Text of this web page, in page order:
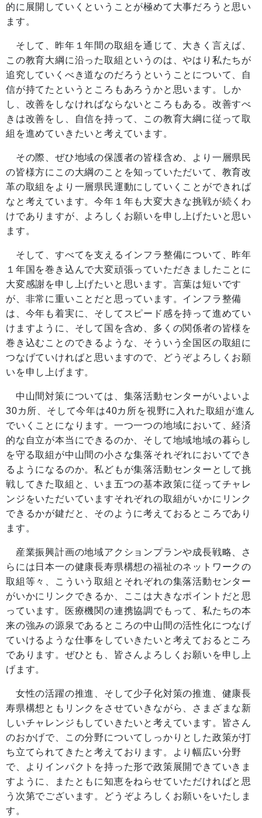
的に展開していくということが極めて大事だろうと思い
ます。
そして、昨年１年間の取組を通じて、大きく言えば、
この教育大綱に沿った取組というのは、やはり私たちが
追究していくべき道なのだろうということについて、自
信が持てたというところもあろうかと思います。しか
し、改善をしなければならないところもある。改善すべ
きは改善をし、自信を持って、この教育大綱に従って取
組を進めていきたいと考えています。
その際、ぜひ地域の保護者の皆様含め、より一層県民
の皆様方にこの大綱のことを知っていただいて、教育改
革の取組をより一層県民運動にしていくことができれば
なと考えています。今年１年も大変大きな挑戦が続くわ
けでありますが、よろしくお願いを申し上げたいと思い
ます。
そして、すべてを支えるインフラ整備について、昨年
１年国を巻き込んで大変頑張っていただきましたことに
大変感謝を申し上げたいと思います。言葉は短いです
が、非常に重いことだと思っています。インフラ整備
は、今年も着実に、そしてスピード感を持って進めてい
けますように、そして国を含め、多くの関係者の皆様を
巻き込むことのできるような、そういう全国区の取組に
つなげていければと思いますので、どうぞよろしくお願
いを申し上げます。
中山間対策については、集落活動センターがいよいよ
30カ所、そして今年は40カ所を視野に入れた取組が進ん
でいくことになります。一つ一つの地域において、経済
的な自立が本当にできるのか、そして地域地域の暮らし
を守る取組が中山間の小さな集落それぞれにおいてでき
るようになるのか。私どもが集落活動センターとして挑
戦してきた取組と、いま五つの基本政策に従ってチャレ
ンジをいただいていますそれぞれの取組がいかにリンク
できるかが鍵だと、そのように考えておるところであり
ます。
産業振興計画の地域アクションプランや成長戦略、さ
らには日本一の健康長寿県構想の福祉のネットワークの
取組等々、こういう取組とそれぞれの集落活動センター
がいかにリンクできるか、ここは大きなポイントだと思
っています。医療機関の連携協調でもって、私たちの本
来の強みの源泉であるところの中山間の活性化につなげ
ていけるような仕事をしていきたいと考えておるところ
であります。ぜひとも、皆さんよろしくお願いを申し上
げます。
女性の活躍の推進、そして少子化対策の推進、健康長
寿県構想ともリンクをさせていきながら、さまざまな新
しいチャレンジもしていきたいと考えています。皆さん
のおかげで、この分野についてしっかりとした政策が打
ち立てられてきたと考えております。より幅広い分野
で、よりインパクトを持った形で政策展開できていきま
すように、またともに知恵をねらせていただければと思
う次第でございます。どうぞよろしくお願いをいたしま
す。